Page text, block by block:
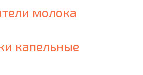
молока
капельные